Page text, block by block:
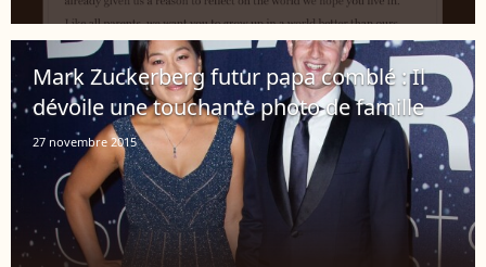
Mark Zuckerberg futur papa comblé : Il
dévoile une touchante photo de famille
27 novembre 2015